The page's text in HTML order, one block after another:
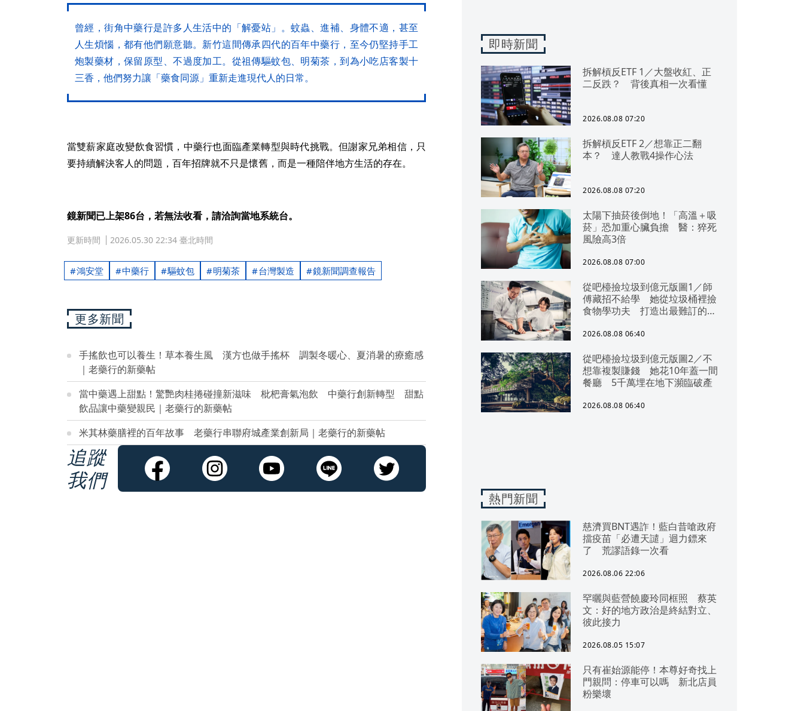
曾經，街角中藥行是許多人生活中的「解憂站」。蚊蟲、進補、身體不適，甚至
人生煩惱，都有他們願意聽。新竹這間傳承四代的百年中藥行，至今仍堅持手工
炮製藥材，保留原型、不過度加工。從祖傳驅蚊包、明菊茶，到為小吃店客製十
三香，他們努力讓「藥食同源」重新走進現代人的日常。
當雙薪家庭改變飲食習慣，中藥行也面臨產業轉型與時代挑戰。但謝家兄弟相信，只
要持續解決客人的問題，百年招牌就不只是懷舊，而是一種陪伴地方生活的存在。
鏡新聞已上架86台，若無法收看，請洽詢當地系統台。
更新時間 2026.05.30 22:34 臺北時間
鴻安堂 中藥行 驅蚊包 明菊茶 台灣製造 鏡新聞調查報告
更多新聞
手搖飲也可以養生！草本養生風 漢方也做手搖杯 調製冬暖心、夏消暑的療癒感
｜老藥行的新藥帖
當中藥遇上甜點！驚艷肉桂捲碰撞新滋味 枇杷膏氣泡飲 中藥行創新轉型 甜點
飲品讓中藥變親民｜老藥行的新藥帖
米其林藥膳裡的百年故事 老藥行串聯府城產業創新局｜老藥行的新藥帖
追蹤
我們
即時新聞
拆解槓反ETF 1／大盤收紅、正
二反跌？ 背後真相一次看懂
2026.08.08 07:20
拆解槓反ETF 2／想靠正二翻
本？ 達人教戰4操作心法
2026.08.08 07:20
太陽下抽菸後倒地！「高溫＋吸
菸」恐加重心臟負擔 醫：猝死
風險高3倍
2026.08.08 07:00
從吧檯撿垃圾到億元版圖1／師
傅藏招不給學 她從垃圾桶裡撿
食物學功夫 打造出最難訂的餐
2026.08.08 06:40
從吧檯撿垃圾到億元版圖2／不
想靠複製賺錢 她花10年蓋一間
餐廳 5千萬埋在地下瀕臨破產
2026.08.08 06:40
熱門新聞
慈濟買BNT遇詐！藍白昔嗆政府
擋疫苗「必遭天譴」迴力鏢來
了 荒謬語錄一次看
2026.08.06 22:06
罕曬與藍營饒慶玲同框照 蔡英
文：好的地方政治是終結對立、
彼此接力
2026.08.05 15:07
只有崔始源能停！本尊好奇找上
門親問：停車可以嗎 新北店員
粉樂壞